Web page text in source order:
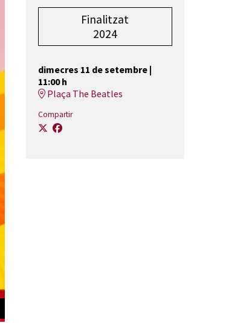
Finalitzat
2024
dimecres 11 de setembre|
11:00 h
Plaça The Beatles
Compartir